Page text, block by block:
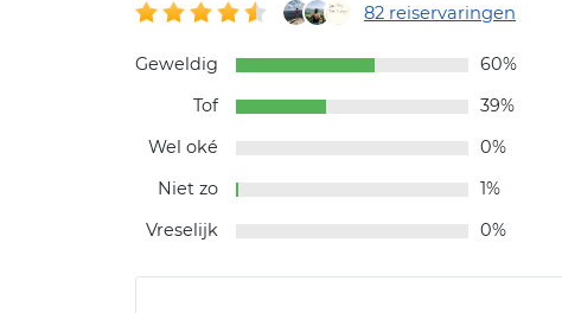
82 reiservaringen
Geweldig
60%
Tof
39%
Wel oké
0%
Niet zo
1%
Vreselijk
0%